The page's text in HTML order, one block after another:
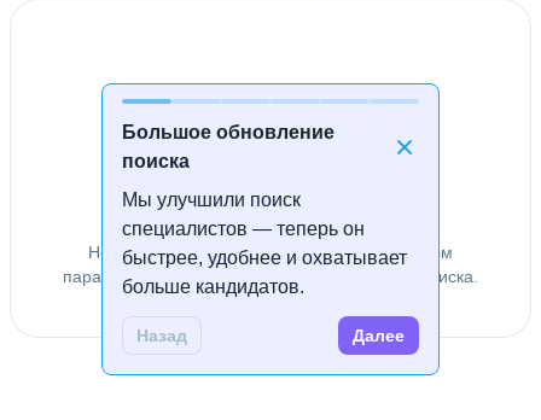
Большое обновление
поиска
Мы улучшили поиск
специалистов — теперь он
быстрее, удобнее и охватывает
больше кандидатов.
Назад Далее
Специалисты не найдены
Не удалось найти специалистов по заданным
параметрам. Попробуйте изменить условия поиска.